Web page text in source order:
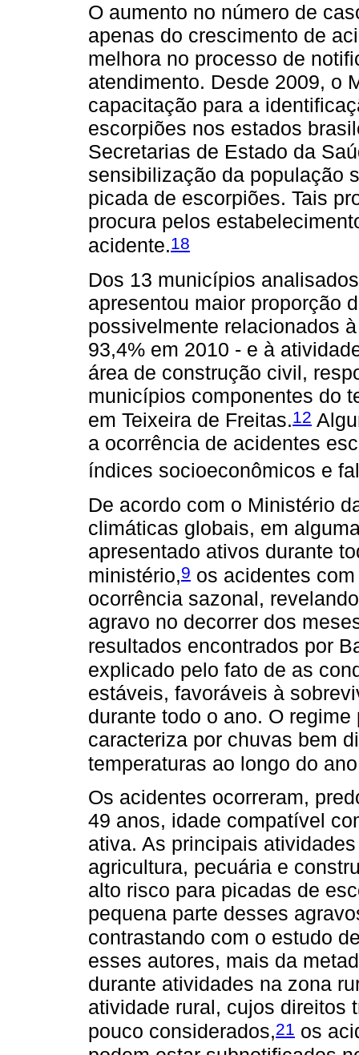
O aumento no número de
apenas do crescimento de
melhora no processo de
atendimento. Desde 2009, o
capacitação para a
escorpiões nos estados
Secretarias de Estado da
sensibilização da população
picada de escorpiões. Tais
procura pelos
acidente.18
Dos 13 municípios
apresentou maior proporção
possivelmente relacionados
93,4% em 2010 - e à
área de construção civil,
municípios componentes do
em Teixeira de Freitas.12
a ocorrência de acidentes
índices socioeconômicos e
De acordo com o Ministério
climáticas globais, em
apresentado ativos durante
ministério,9 os acidentes
ocorrência sazonal,
agravo no decorrer dos
resultados encontrados por
explicado pelo fato de as
estáveis, favoráveis à
durante todo o ano. O
caracteriza por chuvas bem
temperaturas ao longo do
Os acidentes ocorreram,
49 anos, idade compatível
ativa. As principais
agricultura, pecuária e
alto risco para picadas de
pequena parte desses
contrastando com o estudo
esses autores, mais da
durante atividades na zona
atividade rural, cujos direitos
pouco considerados,21 os